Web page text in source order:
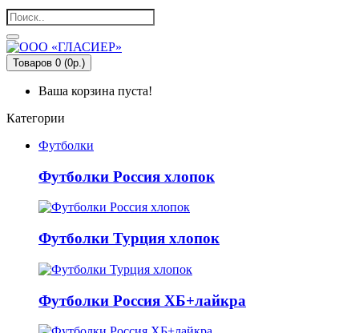
Товаров 0 (0р.)
Ваша корзина пуста!
Категории
Футболки
Футболки Россия хлопок
Футболки Турция хлопок
Футболки Россия ХБ+лайкра